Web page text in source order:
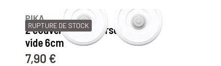
RUPTURE DE STOCK
PIKA
2 couvercles universels sous
vide 6cm
Prix
7,90 €